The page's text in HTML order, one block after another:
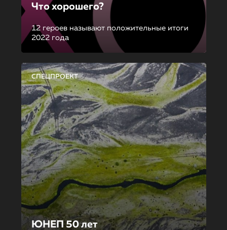
Что хорошего?
12 героев называют положительные итоги
2022 года
СПЕЦПРОЕКТ
ЮНЕП 50 лет